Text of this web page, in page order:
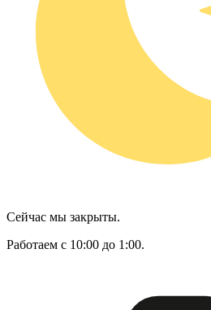
Сейчас мы закрыты.
Работаем с 10:00 до 1:00.